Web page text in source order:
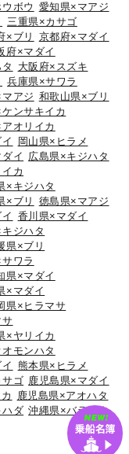
ボウ 愛知県×マアジ
三重県×カサゴ
×ブリ
京都府×マダイ
府×マダイ
大阪府×スズキ
兵庫県×サワラ
アジ 和歌山県×ブリ
ンサキイカ
オリイカ
岡山県×ヒラメ
イ 広島県×キジハタ
カ
×キジハタ
×ブリ
徳島県×マアジ
香川県×マダイ
ジハタ
県×ブリ
ワラ
県×マダイ
×マダイ
県×ヒラマサ
サ
×ヤリイカ
モンハタ
熊本県×ヒラメ
ゴ 鹿児島県×マダイ
鹿児島県×アオハタ
ダ 沖縄県×バラハタ